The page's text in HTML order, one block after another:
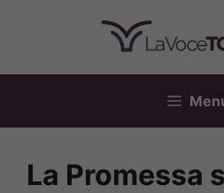
contenuto
La Promessa